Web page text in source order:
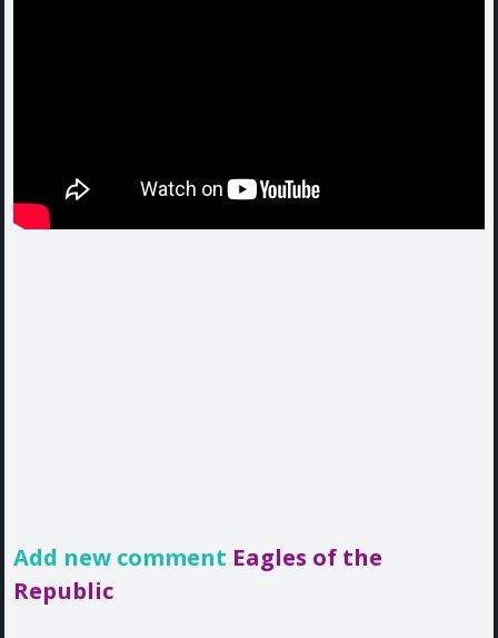
Add new comment Eagles of the
Republic